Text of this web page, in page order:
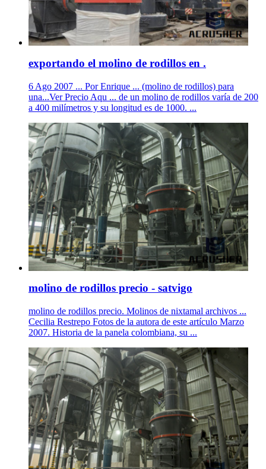
exportando el molino de rodillos en .
6 Ago 2007 ... Por Enrique ... (molino de rodillos) para
una...Ver Precio Aqu ... de un molino de rodillos varía de 200
a 400 milímetros y su longitud es de 1000. ...
molino de rodillos precio - satvigo
molino de rodillos precio. Molinos de nixtamal archivos ...
Cecilia Restrepo Fotos de la autora de este artículo Marzo
2007. Historia de la panela colombiana, su ...